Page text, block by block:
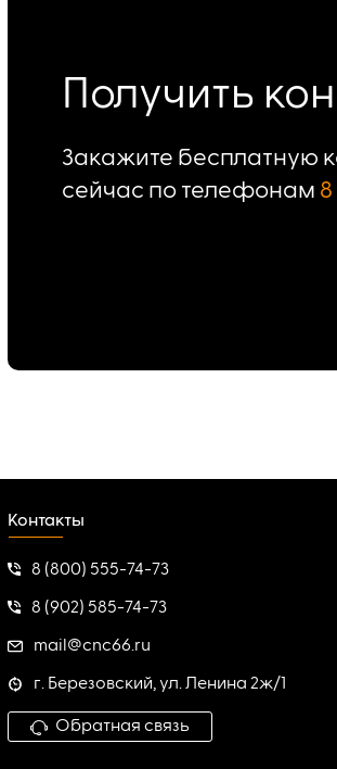
Получить
Закажите бесплатную
сейчас по телефонам
Контакты
8 (800) 555-74-73
8 (902) 585-74-73
mail@cnc66.ru
г. Березовский, ул. Ленина 2ж/1
Обратная связь